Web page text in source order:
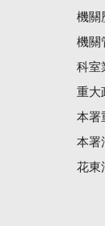
機關
機關
科室
重大
本署
本署
花東